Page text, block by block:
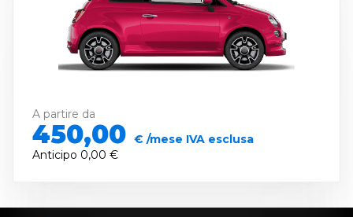
A partire da
450,00 € /mese IVA esclusa
Anticipo 0,00 €